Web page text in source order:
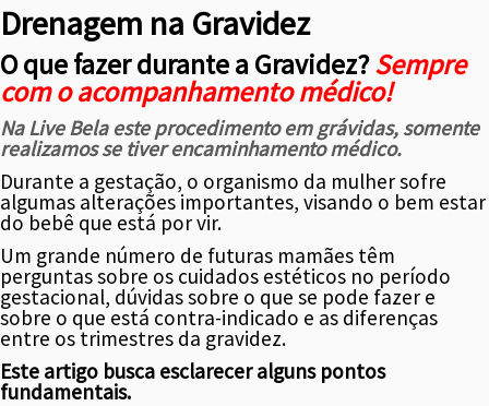
Drenagem na Gravidez
O que fazer durante a Gravidez?Sempre
com o acompanhamento médico!
Na Live Bela este procedimento em grávidas, somente
realizamos se tiver encaminhamento médico.
Durante a gestação, o organismo da mulher sofre
algumas alterações importantes, visando o bem estar
do bebê que está por vir.
Um grande número de futuras mamães têm
perguntas sobre os cuidados estéticos no período
gestacional, dúvidas sobre o que se pode fazer e
sobre o que está contra-indicado e as diferenças
entre os trimestres da gravidez.
Este artigo busca esclarecer alguns pontos
fundamentais.